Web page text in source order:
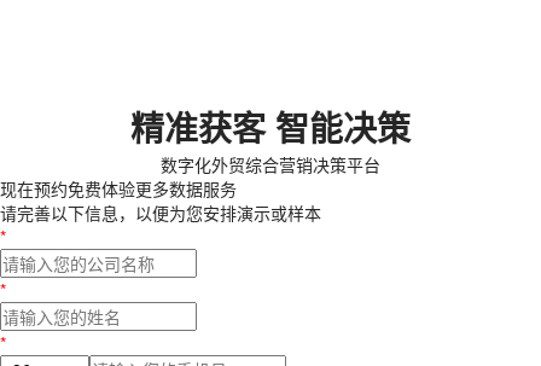
精准获客 智能决策
数字化外贸综合营销决策平台
现在预约免费体验更多数据服务
请完善以下信息，以便为您安排演示或样本
*
*
*